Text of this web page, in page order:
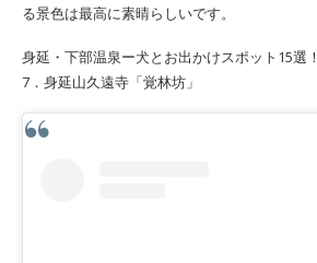
る景色は最高に素晴らしいです。
身延・下部温泉ー犬とお出かけスポット15選！
7．身延山久遠寺「覚林坊」